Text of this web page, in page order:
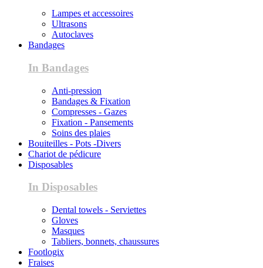
Lampes et accessoires
Ultrasons
Autoclaves
Bandages
In Bandages
Anti-pression
Bandages & Fixation
Compresses - Gazes
Fixation - Pansements
Soins des plaies
Bouiteilles - Pots -Divers
Chariot de pédicure
Disposables
In Disposables
Dental towels - Serviettes
Gloves
Masques
Tabliers, bonnets, chaussures
Footlogix
Fraises